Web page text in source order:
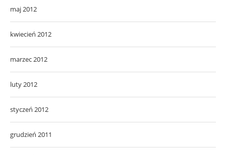
maj 2012
kwiecień 2012
marzec 2012
luty 2012
styczeń 2012
grudzień 2011